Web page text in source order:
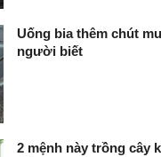
Uống bia thêm chút
người biết
2 mệnh này trồng cây